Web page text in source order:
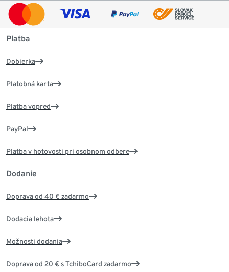
Platba
Dobierka
Platobná karta
Platba vopred
PayPal
Platba v hotovosti pri osobnom odbere
Dodanie
Doprava od 40 € zadarmo
Dodacia lehota
Možnosti dodania
Doprava od 20 € s TchiboCard zadarmo